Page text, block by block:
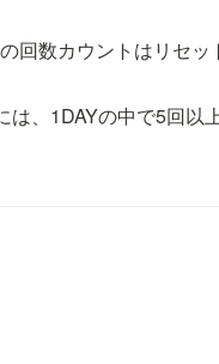
回数カウントはリセッ
、1DAYの中で5回以